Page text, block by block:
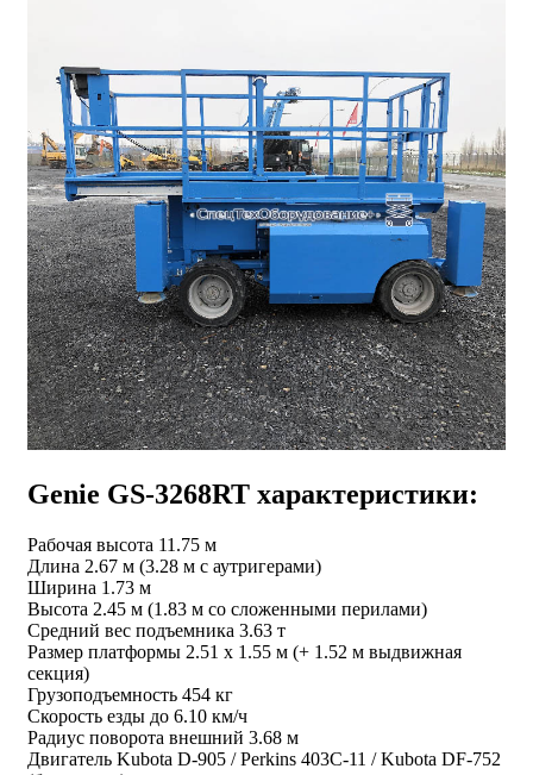
Genie GS-3268RT характеристики:
Рабочая высота 11.75 м
Длина 2.67 м (3.28 м с аутригерами)
Ширина 1.73 м
Высота 2.45 м (1.83 м со сложенными перилами)
Средний вес подъемника 3.63 т
Размер платформы 2.51 х 1.55 м (+ 1.52 м выдвижная
секция)
Грузоподъемность 454 кг
Скорость езды до 6.10 км/ч
Радиус поворота внешний 3.68 м
Двигатель Kubota D-905 / Perkins 403C-11 / Kubota DF-752